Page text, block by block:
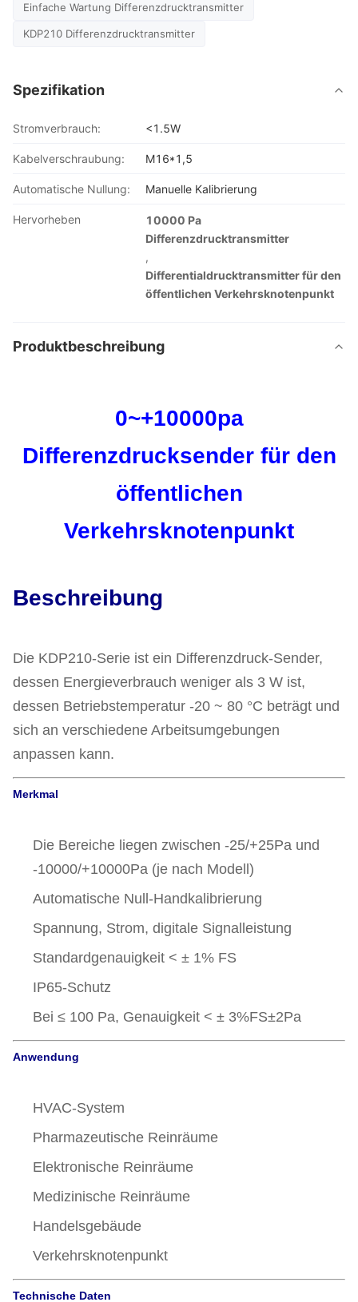
Einfache Wartung Differenzdrucktransmitter
KDP210 Differenzdrucktransmitter
Spezifikation
Stromverbrauch: <1.5W
Kabelverschraubung: M16*1,5
Automatische Nullung: Manuelle Kalibrierung
Hervorheben
10000 Pa
Differenzdrucktransmitter
,
Differentialdrucktransmitter für den
öffentlichen Verkehrsknotenpunkt
Produktbeschreibung
0~+10000pa
Differenzdrucksender für den
öffentlichen
Verkehrsknotenpunkt
Beschreibung
Die KDP210-Serie ist ein Differenzdruck-Sender,
dessen Energieverbrauch weniger als 3 W ist,
dessen Betriebstemperatur -20 ~ 80 °C beträgt und
sich an verschiedene Arbeitsumgebungen
anpassen kann.
Merkmal
Die Bereiche liegen zwischen -25/+25Pa und
-10000/+10000Pa (je nach Modell)
Automatische Null-Handkalibrierung
Spannung, Strom, digitale Signalleistung
Standardgenauigkeit < ± 1% FS
IP65-Schutz
Bei ≤ 100 Pa, Genauigkeit < ± 3%FS±2Pa
Anwendung
HVAC-System
Pharmazeutische Reinräume
Elektronische Reinräume
Medizinische Reinräume
Handelsgebäude
Verkehrsknotenpunkt
Technische Daten